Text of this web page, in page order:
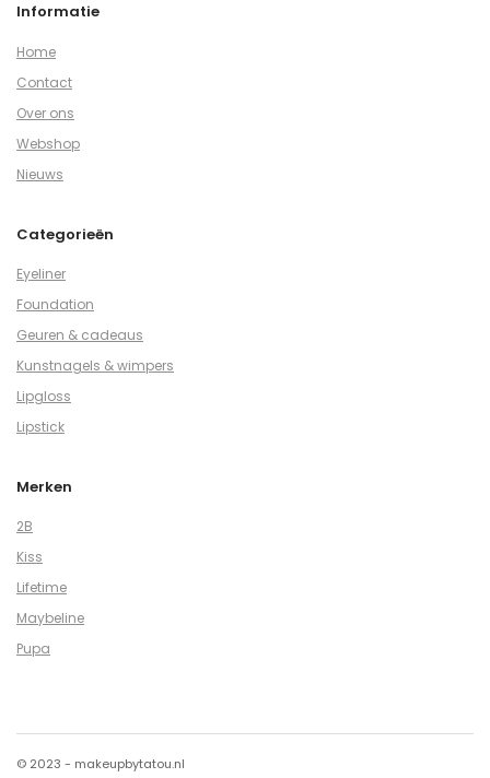
Informatie
Home
Contact
Over ons
Webshop
Nieuws
Categorieën
Eyeliner
Foundation
Geuren & cadeaus
Kunstnagels & wimpers
Lipgloss
Lipstick
Merken
2B
Kiss
Lifetime
Maybeline
Pupa
© 2023 - makeupbytatou.nl